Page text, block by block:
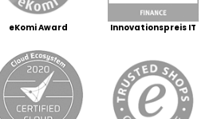
eKomi Award Innovationspreis IT